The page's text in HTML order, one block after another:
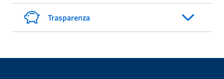
Trasparenza